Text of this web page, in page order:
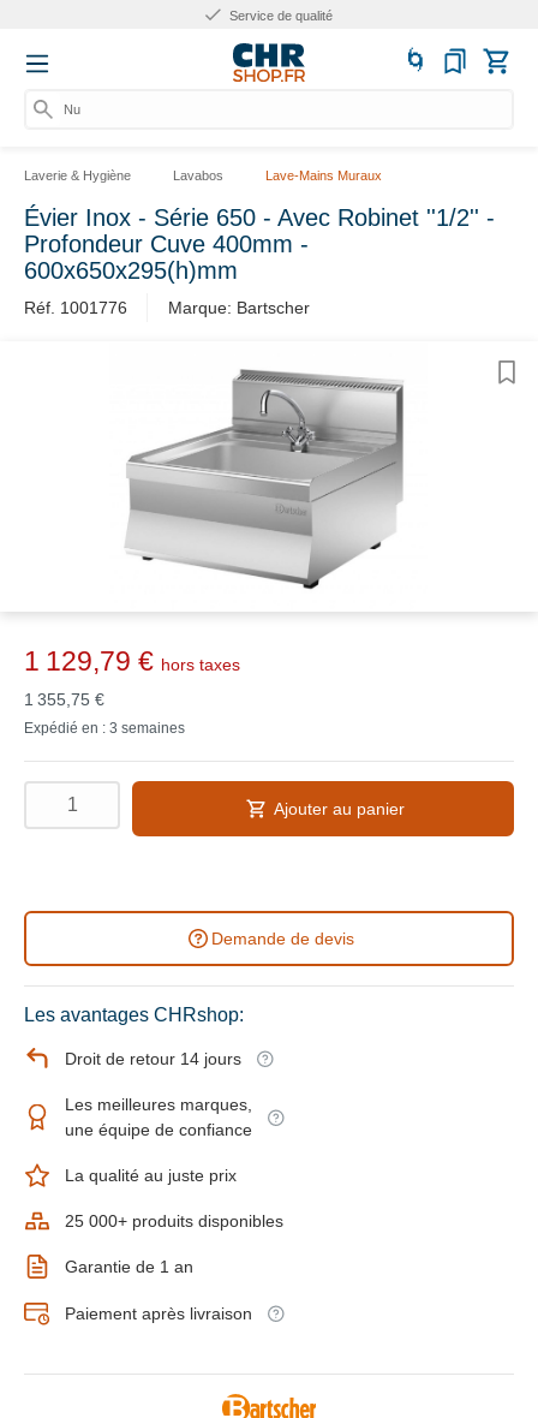
Service de qualité
Num
Laverie & Hygiène Lavabos Lave-Mains Muraux
Évier Inox - Série 650 - Avec Robinet ''1/2'' -
Profondeur Cuve 400mm -
600x650x295(h)mm
Réf. 1001776 Marque: Bartscher
1 129,79 € hors taxes
1 355,75 €
Expédié en : 3 semaines
Ajouter au panier
Demande de devis
Les avantages CHRshop:
Droit de retour 14 jours
Les meilleures marques,
une équipe de confiance
La qualité au juste prix
25 000+ produits disponibles
Garantie de 1 an
Paiement après livraison